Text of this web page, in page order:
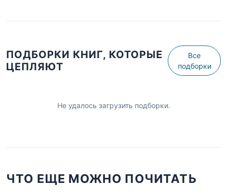
ПОДБОРКИ КНИГ, КОТОРЫЕ
ЦЕПЛЯЮТ
Все
подборки
Не удалось загрузить подборки.
ЧТО ЕЩЕ МОЖНО ПОЧИТАТЬ